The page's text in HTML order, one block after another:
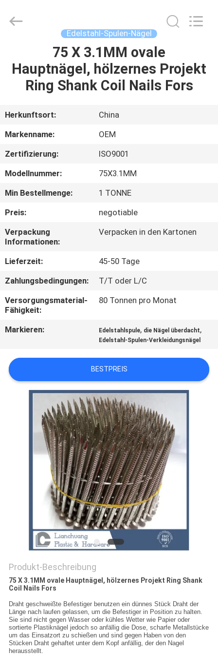
PRODUKTE
ÜBER
UNS
FABRIK-
AUSFLUG
QUALITÄTSKONTROLLE
TRETEN
SIE
MIT
IN
VERBINDUNG
FORDERN
SIE EIN
ZITAT
SITEMAP
PRIVACY
License.
Edelstahl-Spulen-Nägel
75 X 3.1MM ovale
Hauptnägel, hölzernes Projekt
Ring Shank Coil Nails Fors
Herkunftsort:
China
Markenname:
OEM
Zertifizierung:
ISO9001
Modellnummer:
75X3.1MM
Min Bestellmenge:
1 TONNE
Preis:
negotiable
Verpackung
Informationen:
Verpacken in den Kartonen
Lieferzeit:
45-50 Tage
Zahlungsbedingungen:
T/T oder L/C
Versorgungsmaterial-
Fähigkeit:
80 Tonnen pro Monat
Markieren: Edelstahlspule, die Nägel überdacht,
Edelstahl-Spulen-Verkleidungsnägel
BESTPREIS
Produkt-Beschreibung
75 X 3.1MM ovale Hauptnägel, hölzernes Projekt Ring Shank
Coil Nails Fors
Draht geschweißte Befestiger benutzen ein dünnes Stück Draht der
Länge nach laufen gelassen, um die Befestiger in Position zu halten.
Sie sind nicht gegen Wasser oder kühles Wetter wie Papier oder
sortierte Plastiknägel jedoch so anfällig die Dose, scharfe Metallstücke
um das Einsatzort zu schießen und sind gegen Haben von den
Stücken Draht gehaftet unter dem Kopf anfällig, der den Nagel
herausstellt.